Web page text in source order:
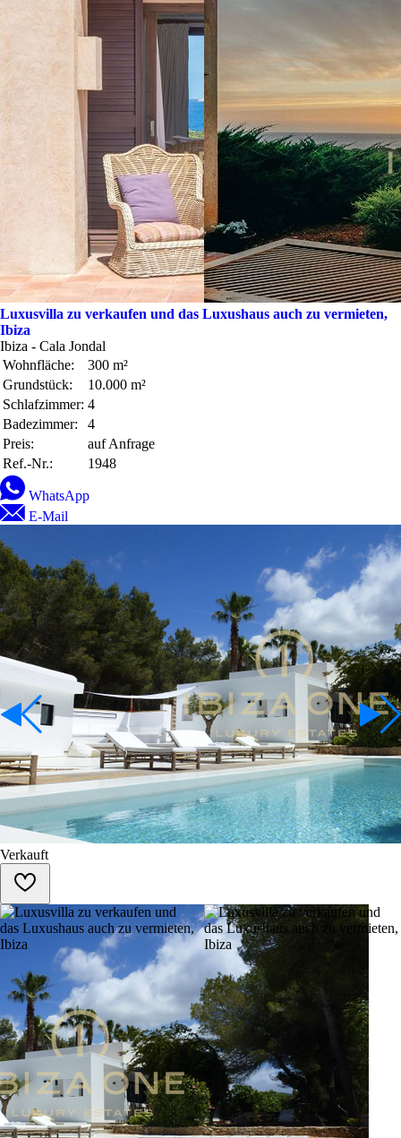
Luxusvilla zu verkaufen und das Luxushaus auch zu vermieten,
Ibiza
Ibiza - Cala Jondal
Wohnfläche:
300 m²
Grundstück:
10.000 m²
Schlafzimmer: 4
Badezimmer:
4
Preis:
auf Anfrage
Ref.-Nr.:
1948
WhatsApp
E-Mail
Verkauft